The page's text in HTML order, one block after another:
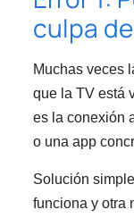
culpa
Muchas veces
que la TV está
es la conexión
o una app
Solución
funciona y otra